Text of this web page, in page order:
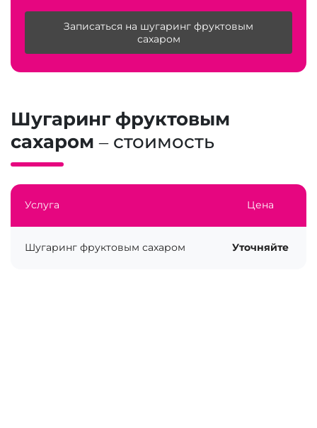
Записаться на шугаринг фруктовым
сахаром
Шугаринг фруктовым
сахаром – стоимость
Услуга Цена
Шугаринг фруктовым сахаром Уточняйте